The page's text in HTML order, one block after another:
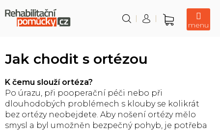
na
obsah
Nákupní
Jak chodit s ortézou
K čemu slouží ortéza?
Po úrazu, při pooperační péči nebo při
dlouhodobých problémech s klouby se kolikrát
bez ortézy neobejdete. Aby nošení ortézy mělo
smysl a byl umožněn bezpečný pohyb, je potřeba